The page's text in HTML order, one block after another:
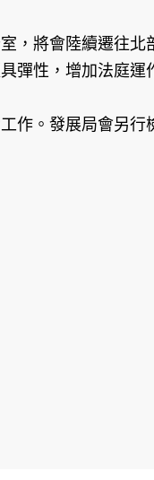
將會陸續遷往北
性，增加法庭
。發展局會另行